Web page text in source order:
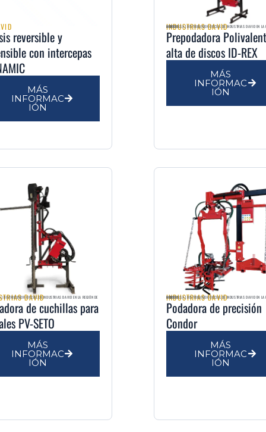
reversible y
con intercepas
MÁS
INFORMAC
IÓN
INDUSTRIAS DAVID
AGRIMULSA | DISTRIBUIDOR OFICIAL DE INDUSTRIAS DAVID EN LA REGIÓN DE MURCIA
Prepodadora
alta de discos ID-REX
MÁS
INFORMAC
IÓN
DAVID
de cuchillas para
PV-SETO
MÁS
INFORMAC
IÓN
INDUSTRIAS DAVID
AGRIMULSA | DISTRIBUIDOR OFICIAL DE INDUSTRIAS DAVID EN LA REGIÓN DE MURCIA
Podadora de precisión
Condor
MÁS
INFORMAC
IÓN